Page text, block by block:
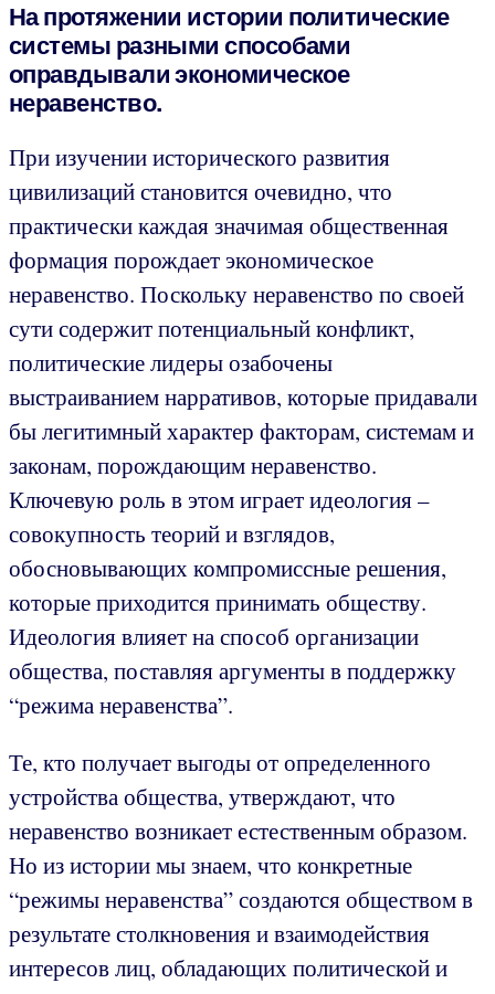
На протяжении истории политические
системы разными способами
оправдывали экономическое
неравенство.
При изучении исторического развития
цивилизаций становится очевидно, что
практически каждая значимая общественная
формация порождает экономическое
неравенство. Поскольку неравенство по своей
сути содержит потенциальный конфликт,
политические лидеры озабочены
выстраиванием нарративов, которые придавали
бы легитимный характер факторам, системам и
законам, порождающим неравенство.
Ключевую роль в этом играет идеология –
совокупность теорий и взглядов,
обосновывающих компромиссные решения,
которые приходится принимать обществу.
Идеология влияет на способ организации
общества, поставляя аргументы в поддержку
“режима неравенства”.
Те, кто получает выгоды от определенного
устройства общества, утверждают, что
неравенство возникает естественным образом.
Но из истории мы знаем, что конкретные
“режимы неравенства” создаются обществом в
результате столкновения и взаимодействия
интересов лиц, обладающих политической и